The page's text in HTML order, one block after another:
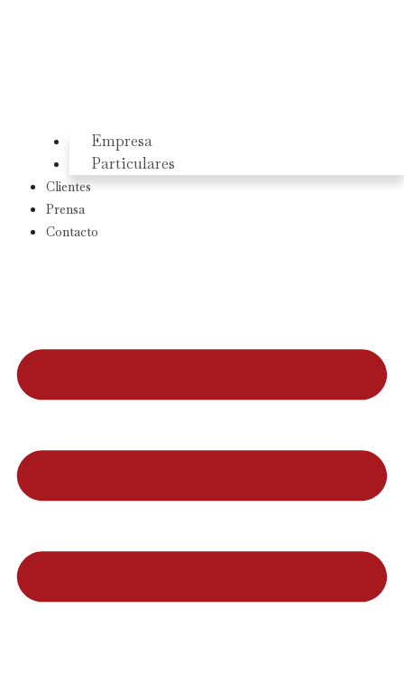
Empresa
Particulares
Clientes
Prensa
Contacto